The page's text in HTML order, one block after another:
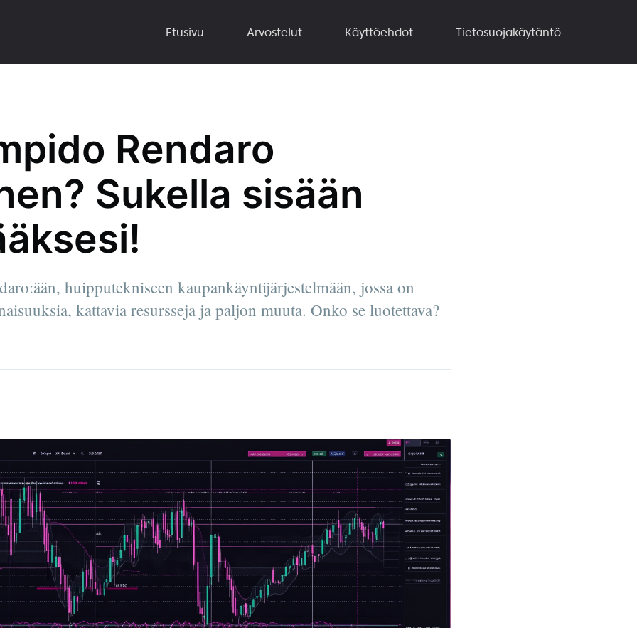
Etusivu Arvostelut Käyttöehdot Tietosuojakäytäntö
Rendaro
Sukella sisään
huipputekniseen kaupankäyntijärjestelmään, jossa on
kattavia resursseja ja paljon muuta. Onko se luotettava?